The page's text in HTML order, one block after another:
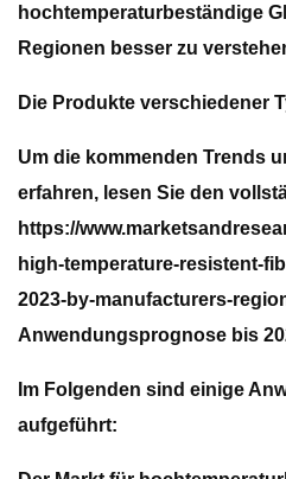
hochtemperaturbeständige
Regionen besser zu
Die Produkte verschiedener
Um die kommenden Trends
erfahren, lesen Sie den
https://
high-temperature-resistent-
2023-by-manufacturers-
Anwendungsprognose bis
Im Folgenden sind einige
aufgeführt: